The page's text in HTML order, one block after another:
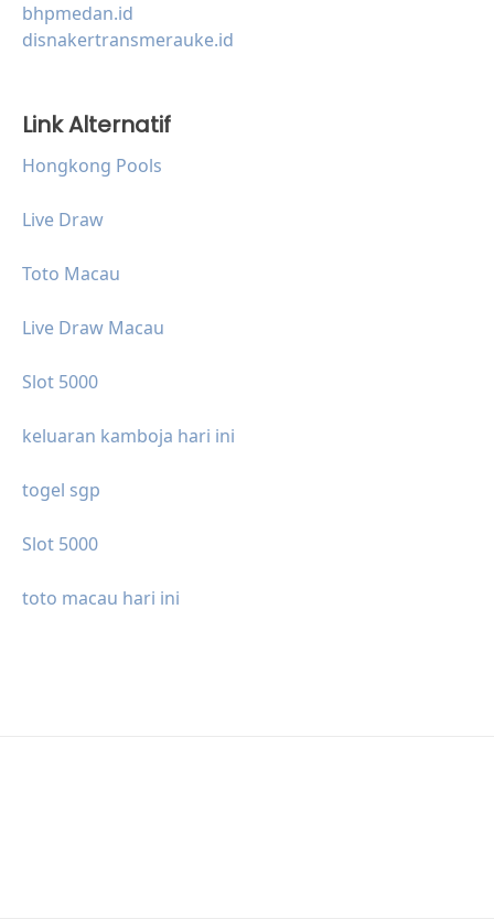
bhpmedan.id
disnakertransmerauke.id
Link Alternatif
Hongkong Pools
Live Draw
Toto Macau
Live Draw Macau
Slot 5000
keluaran kamboja hari ini
togel sgp
Slot 5000
toto macau hari ini